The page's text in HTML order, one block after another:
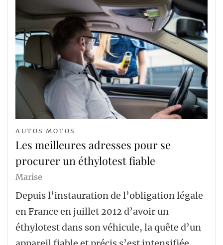
AUTOS MOTOS
Les meilleures adresses pour se
procurer un éthylotest fiable
Marise
Depuis l’instauration de l’obligation légale
en France en juillet 2012 d’avoir un
éthylotest dans son véhicule, la quête d’un